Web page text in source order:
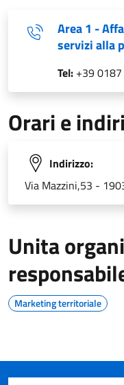
Area 1 -
servizi alla
Tel: +39
Orari e
Indirizzo:
Via Mazzini,53 -
Unita
Marketing territoriale